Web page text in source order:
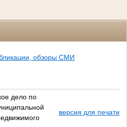
обзоры СМИ
дело по
версия для печати